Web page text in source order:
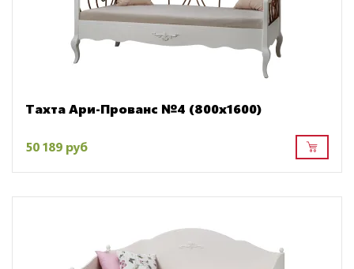
Тахта Ари-Прованс №4 (800х1600)
50 189 руб